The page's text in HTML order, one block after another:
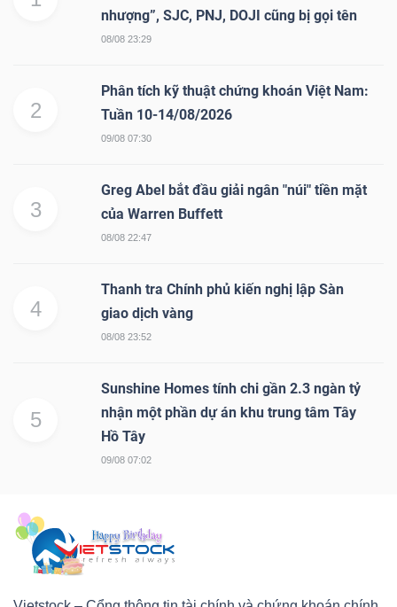
nhượng”, SJC, PNJ, DOJI cũng bị gọi tên
08/08 23:29
2
Phân tích kỹ thuật chứng khoán Việt Nam:
Tuần 10-14/08/2026
09/08 07:30
3
Greg Abel bắt đầu giải ngân "núi" tiền mặt
của Warren Buffett
08/08 22:47
4
Thanh tra Chính phủ kiến nghị lập Sàn
giao dịch vàng
08/08 23:52
5
Sunshine Homes tính chi gần 2.3 ngàn tỷ
nhận một phần dự án khu trung tâm Tây
Hồ Tây
09/08 07:02